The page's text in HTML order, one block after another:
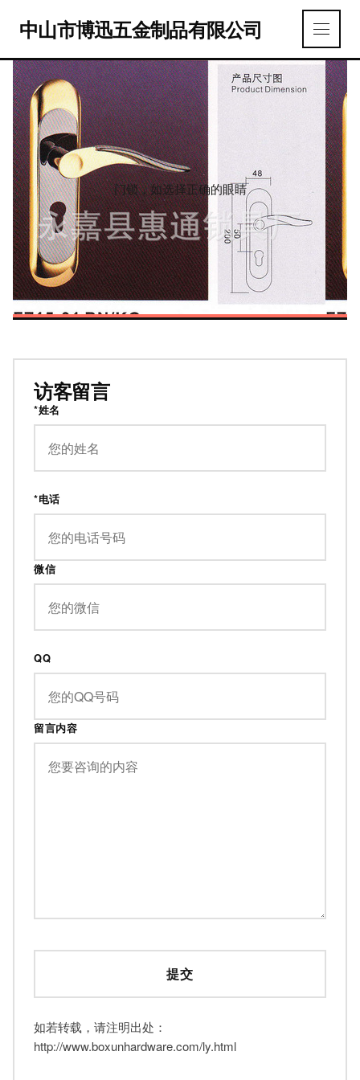
中山市博迅五金制品有限公司
门锁，如选择正确的眼睛
访客留言
*姓名
*电话
微信
QQ
留言内容
如若转载，请注明出处：
http://www.boxunhardware.com/ly.html